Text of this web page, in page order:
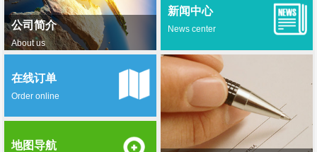
公司简介
About us
新闻中心
News center
在线订单
Order online
地图导航